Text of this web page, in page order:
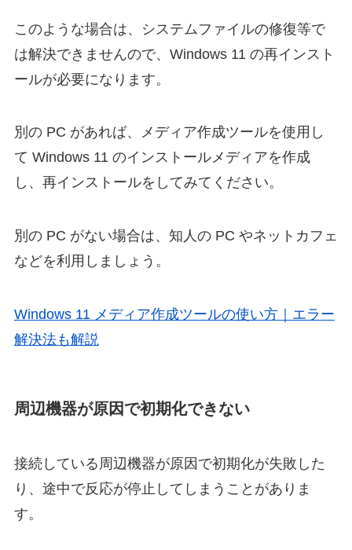
このような場合は、システムファイルの修復等で
は解決できませんので、Windows 11 の再インスト
ールが必要になります。
別の PC があれば、メディア作成ツールを使用し
て Windows 11 のインストールメディアを作成
し、再インストールをしてみてください。
別の PC がない場合は、知人の PC やネットカフェ
などを利用しましょう。
Windows 11 メディア作成ツールの使い方｜エラー
解決法も解説
周辺機器が原因で初期化できない
接続している周辺機器が原因で初期化が失敗した
り、途中で反応が停止してしまうことがありま
す。